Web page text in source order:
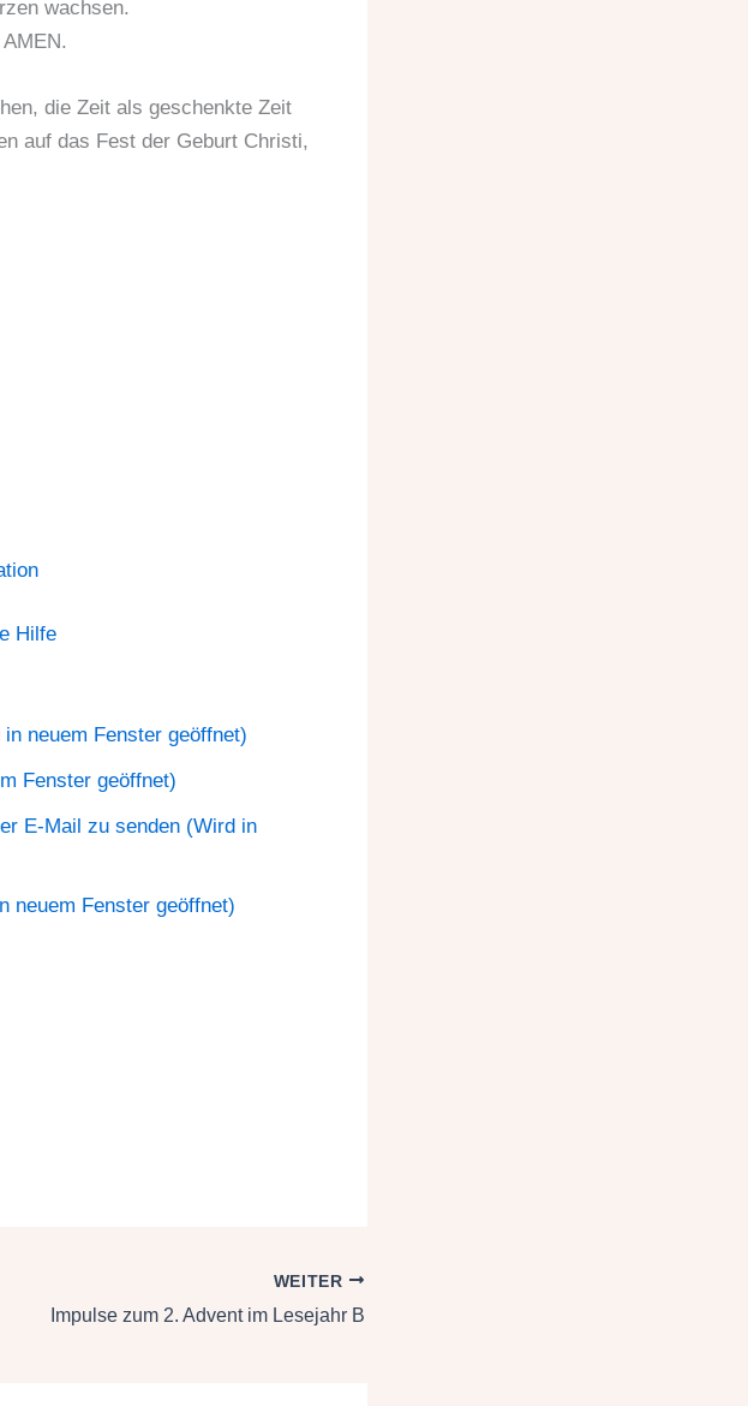
wachsen.
die Zeit als geschenkte Zeit
auf das Fest der Geburt Christi,
Hilfe
neuem Fenster geöffnet)
Fenster geöffnet)
E-Mail zu senden (Wird in
neuem Fenster geöffnet)
WEITER
Impulse zum 2. Advent im Lesejahr B